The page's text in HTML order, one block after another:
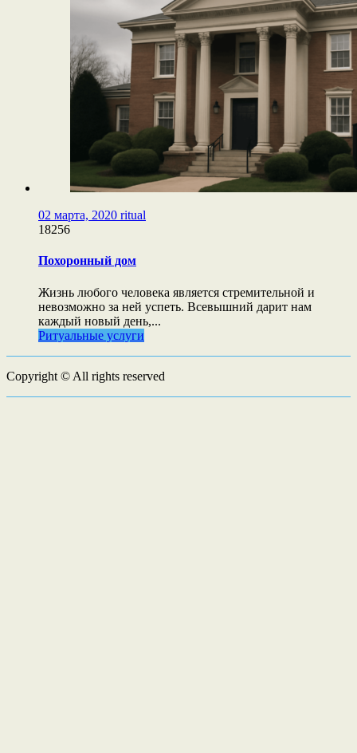
02 марта, 2020 ritual
18256
Похоронный дом
Жизнь любого человека является стремительной и
невозможно за ней успеть. Всевышний дарит нам
каждый новый день,...
Ритуальные услуги
Copyright © All rights reserved